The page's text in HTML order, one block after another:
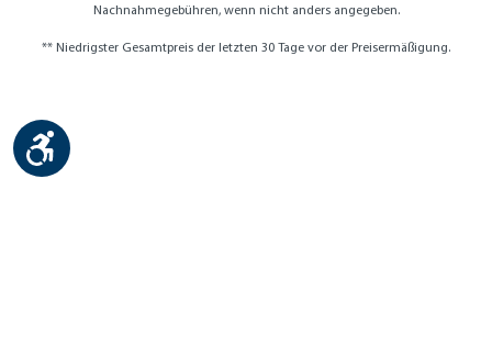
Nachnahmegebühren, wenn nicht anders angegeben.
** Niedrigster Gesamtpreis der letzten 30 Tage vor der Preisermäßigung.
Werkzeugleiste anzeigen